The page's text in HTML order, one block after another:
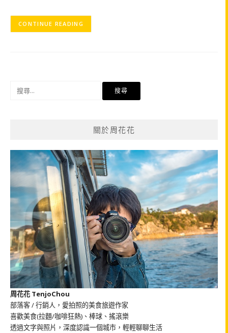
CONTINUE READING
關於周花花
周花花 TenjoChou
部落客 / 行銷人，愛拍照的美食旅遊作家
喜歡美食(拉麵/咖啡狂熱)、棒球、搖滾樂
透過文字與照片，深度認識一個城市，輕輕聊聊生活